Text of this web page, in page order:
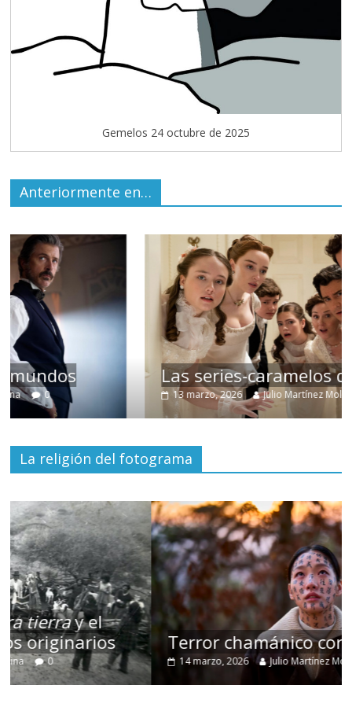
Gemelos 24 octubre de 2025
Anteriormente en…
Las series-caramelos de Shondaland
13 marzo, 2026 Julio Martínez Molina 0
La religión del fotograma
Terror chamánico coreano
14 marzo, 2026 Julio Martínez Molina 0